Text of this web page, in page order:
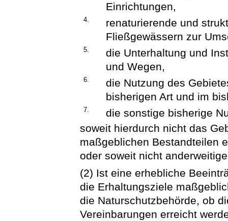
Einrichtungen,
4.
renaturierende und
Fließgewässern zur
5.
die Unterhaltung und
und Wegen,
6.
die Nutzung des
bisherigen Art und im
7.
die sonstige bisherige
soweit hierdurch nicht das
maßgeblichen Bestandteilen
oder soweit nicht
(2) Ist eine erhebliche
die Erhaltungsziele
die Naturschutzbehörde, ob
Vereinbarungen erreicht